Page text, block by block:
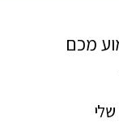
מכם
שלי